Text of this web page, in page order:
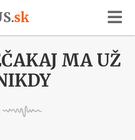
.sk
MA UŽ